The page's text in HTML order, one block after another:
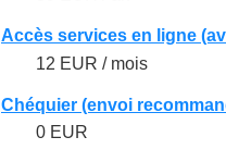
Accès services en ligne
12 EUR / mois
Chéquier (envoi
0 EUR